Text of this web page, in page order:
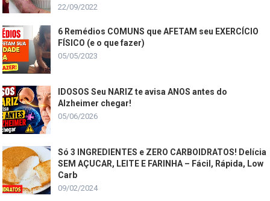
22/09/2022
6 Remédios COMUNS que AFETAM seu EXERCÍCIO
FÍSICO (e o que fazer)
05/05/2023
IDOSOS Seu NARIZ te avisa ANOS antes do
Alzheimer chegar!
05/06/2026
Só 3 INGREDIENTES e ZERO CARBOIDRATOS! Delícia
SEM AÇUCAR, LEITE E FARINHA – Fácil, Rápida, Low
Carb
09/02/2024